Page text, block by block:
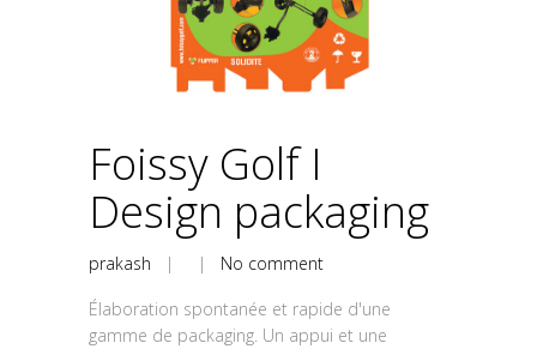
Foissy Golf I
Design packaging
prakash | | No comment
Élaboration spontanée et rapide d'une
gamme de packaging. Un appui et une